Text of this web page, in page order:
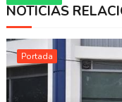
Whatsapp
NOTICIAS
Portada